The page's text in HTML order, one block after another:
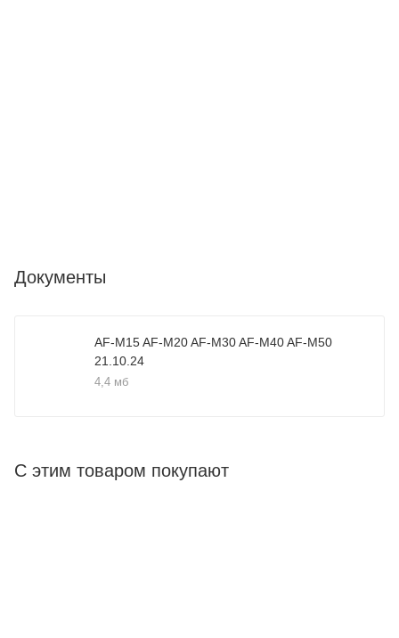
Документы
AF-M15 AF-M20 AF-M30 AF-M40 AF-M50
21.10.24
4,4 мб
С этим товаром покупают